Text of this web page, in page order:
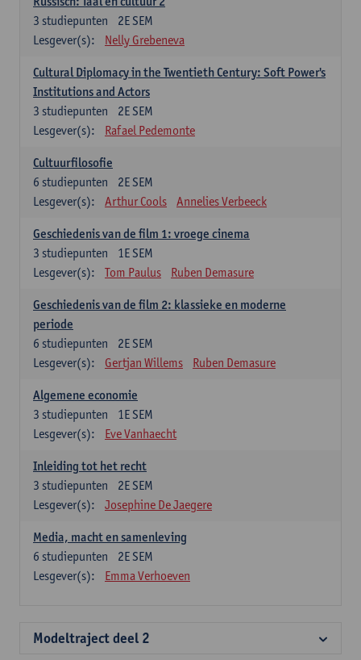
2E SEM
3 studiepunten
Lesgever(s):
Nelly Grebeneva
Cultural Diplomacy in the Twentieth Century: Soft Power's
Institutions and Actors
2E SEM
3 studiepunten
Lesgever(s):
Rafael Pedemonte
Cultuurfilosofie
2E SEM
6 studiepunten
Lesgever(s):
Arthur Cools Annelies Verbeeck
Geschiedenis van de film 1: vroege cinema
1E SEM
3 studiepunten
Lesgever(s):
Tom Paulus Ruben Demasure
Geschiedenis van de film 2: klassieke en moderne
periode
2E SEM
6 studiepunten
Lesgever(s):
Gertjan Willems Ruben Demasure
Algemene economie
1E SEM
3 studiepunten
Lesgever(s):
Eve Vanhaecht
Inleiding tot het recht
2E SEM
3 studiepunten
Lesgever(s):
Josephine De Jaegere
Media, macht en samenleving
2E SEM
6 studiepunten
Lesgever(s):
Emma Verhoeven
Modeltraject deel 2